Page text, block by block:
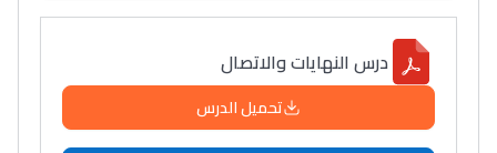
درس النهايات والاتصال
تحميل الدرس